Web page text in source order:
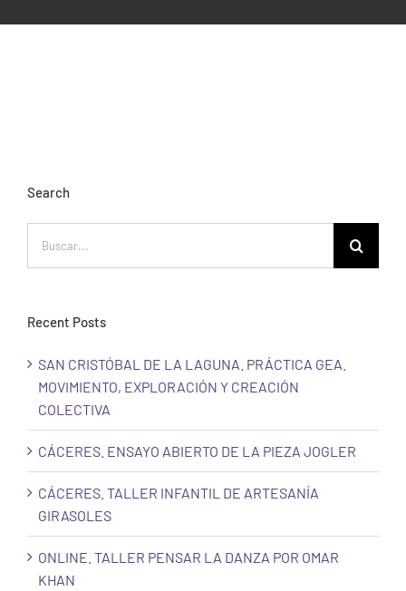
Search
Recent Posts
SAN CRISTÓBAL DE LA LAGUNA. PRÁCTICA GEA.
MOVIMIENTO, EXPLORACIÓN Y CREACIÓN
COLECTIVA
CÁCERES. ENSAYO ABIERTO DE LA PIEZA JOGLER
CÁCERES. TALLER INFANTIL DE ARTESANÍA
GIRASOLES
ONLINE. TALLER PENSAR LA DANZA POR OMAR
KHAN